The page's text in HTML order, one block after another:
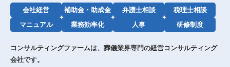
会社経営 補助金・助成金 弁護士相談
税理士相談
マニュアル
業務効率化 人事 研修制度
コンサルティングファームは、葬儀業界専門の経営コンサルティング
会社です。